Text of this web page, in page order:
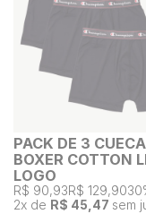
PACK DE 3
BOXER COTTON
LOGO
R$ 90,93R$ 129,90
2x de R$ 45,47 sem